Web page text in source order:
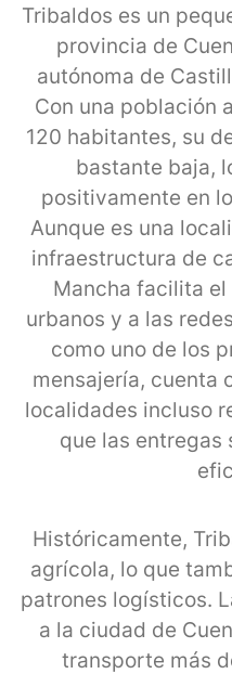
Tribaldos es un
provincia de
autónoma de
Con una población
120 habitantes, su
bastante baja,
positivamente en
Aunque es una
infraestructura de
Mancha facilita
urbanos y a las
como uno de los
mensajería, cuenta
localidades incluso
que las entregas
Históricamente,
agrícola, lo que
patrones logísticos.
a la ciudad de
transporte más